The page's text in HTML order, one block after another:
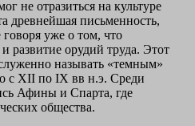
не отразиться на культуре
древнейшая письменность,
говоря уже о том, что
развитие орудий труда. Этот
называть «темным»
с XII по IX вв н.э. Среди
Афины и Спарта, где
общества.